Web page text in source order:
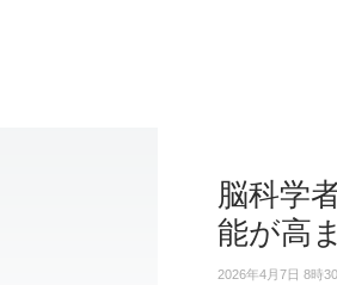
脳科学
能が高
2026年4月7日 8時